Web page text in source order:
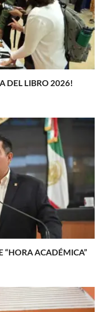
DEL LIBRO 2026!
“HORA ACADÉMICA”